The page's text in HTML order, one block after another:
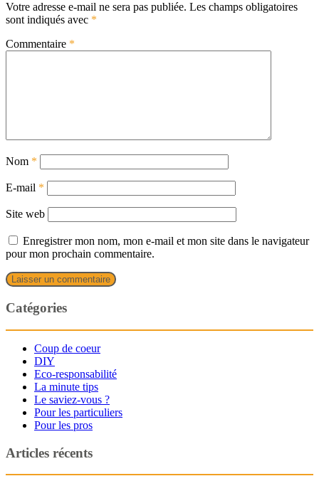
Votre adresse e-mail ne sera pas publiée. Les champs obligatoires
sont indiqués avec *
Commentaire *
Nom *
E-mail *
Site web
Enregistrer mon nom, mon e-mail et mon site dans le navigateur
pour mon prochain commentaire.
Catégories
Coup de coeur
DIY
Eco-responsabilité
La minute tips
Le saviez-vous ?
Pour les particuliers
Pour les pros
Articles récents